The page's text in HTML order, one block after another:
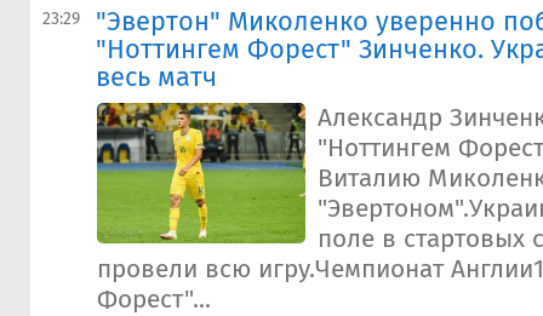
23:29
"Эвертон" Миколенко уверенно
"Ноттингем Форест" Зинченко.
весь матч
Александр
"Ноттингем
Виталию
поле в стартовых
провели всю игру.Чемпионат
Форест"...